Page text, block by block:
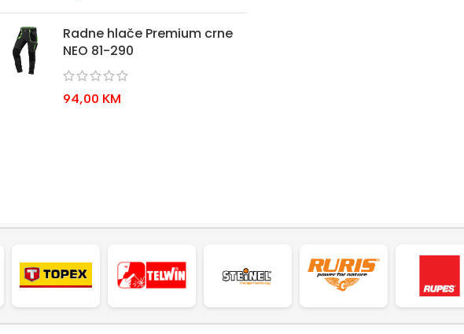
Radne hlače Premium crne
NEO 81-290
94,00 KM